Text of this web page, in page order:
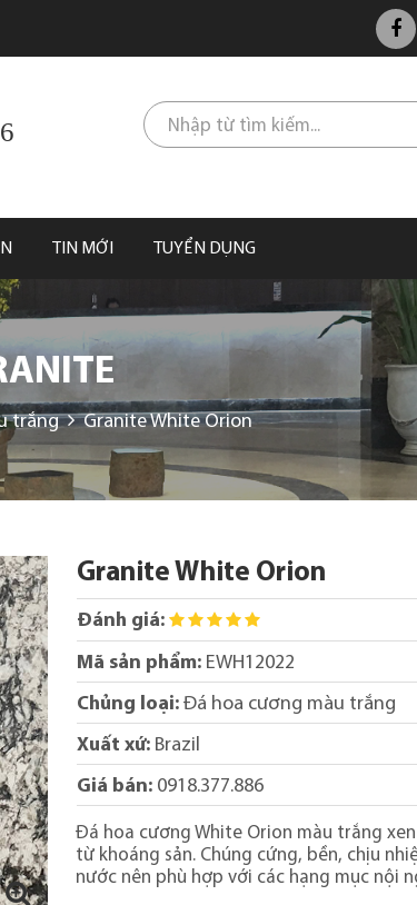
TIN MỚI TUYỂN DỤNG
trắng Granite White Orion
Granite White Orion
Đánh giá:
Mã sản phẩm:EWH12022
Chủng loại:Đá hoa cương màu trắng
Xuất xứ:Brazil
Giá bán:0918.377.886
Đá hoa cương White Orion màu trắng
từ khoáng sản. Chúng cứng, bền, chịu
nước nên phù hợp với các hạng mục nội